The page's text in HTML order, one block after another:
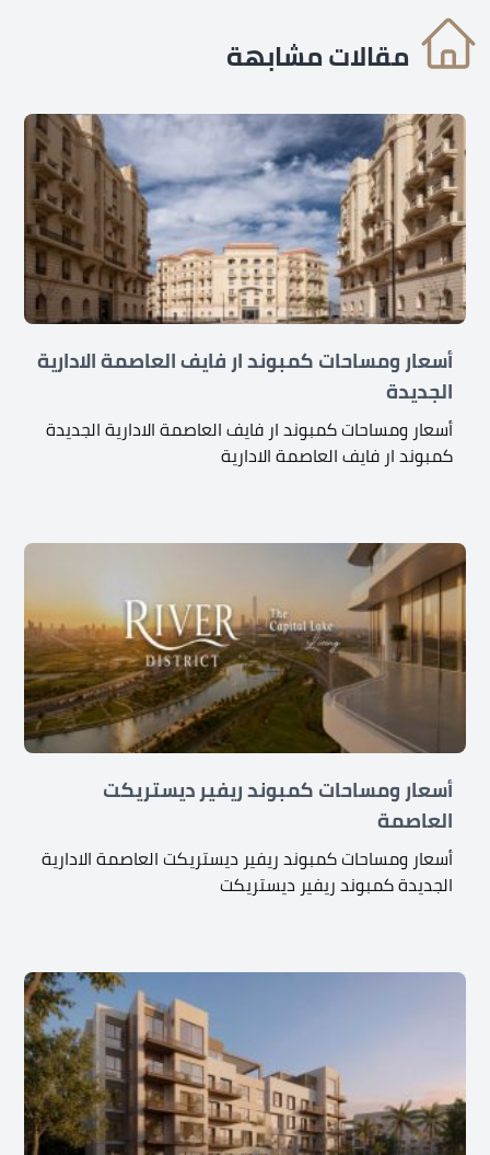
مقالات مشابهة
أسعار ومساحات كمبوند ار فايف العاصمة الادارية
الجديدة
أسعار ومساحات كمبوند ار فايف العاصمة الادارية الجديدة
كمبوند ار فايف العاصمة الادارية
أسعار ومساحات كمبوند ريفير ديستريكت
العاصمة
أسعار ومساحات كمبوند ريفير ديستريكت العاصمة الادارية
الجديدة كمبوند ريفير ديستريكت